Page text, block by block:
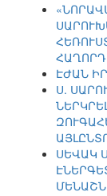
ԷԺԱՆ
Ս.
ՍԵՎԱԿ